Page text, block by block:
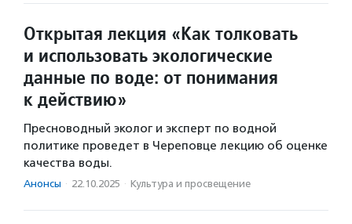
Открытая лекция «Как толковать
и использовать экологические
данные по воде: от понимания
к действию»
Пресноводный эколог и эксперт по водной
политике проведет в Череповце лекцию об оценке
качества воды.
Анонсы · 22.10.2025 · Культура и просвещение